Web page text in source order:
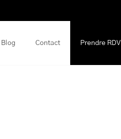
Blog Contact Prendre RDV